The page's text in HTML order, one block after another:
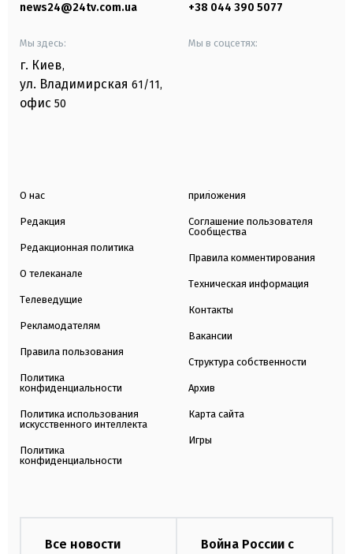
news24@24tv.com.ua +38 044 390 5077
Мы здесь:
г. Киев,
ул. Владимирская 61/11,
офис 50
Мы в соцсетях:
О нас
Редакция
Редакционная политика
О телеканале
Телеведущие
Рекламодателям
Правила пользования
Политика
конфиденциальности
Политика использования
искусственного интеллекта
Политика
конфиденциальности
приложения
Соглашение пользователя
Сообщества
Правила комментирования
Техническая информация
Контакты
Вакансии
Структура собственности
Архив
Карта сайта
Игры
Все новости
Война России с